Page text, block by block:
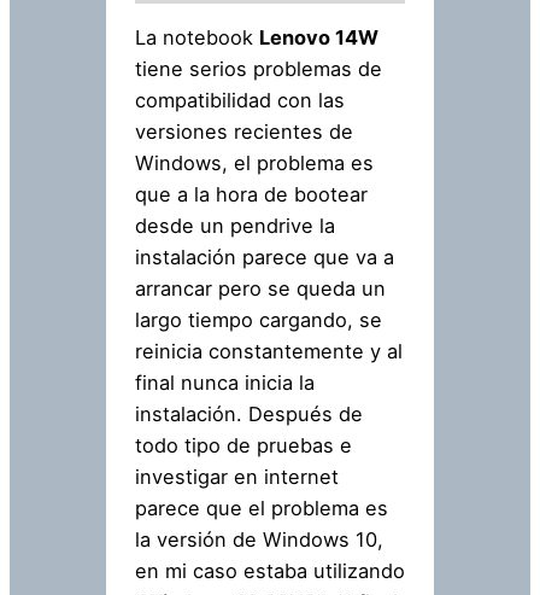
La notebook Lenovo 14W
tiene serios problemas de
compatibilidad con las
versiones recientes de
Windows, el problema es
que a la hora de bootear
desde un pendrive la
instalación parece que va a
arrancar pero se queda un
largo tiempo cargando, se
reinicia constantemente y al
final nunca inicia la
instalación. Después de
todo tipo de pruebas e
investigar en internet
parece que el problema es
la versión de Windows 10,
en mi caso estaba utilizando